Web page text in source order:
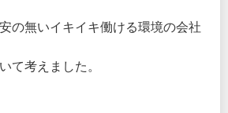
の無いイキイキ働ける環境の会社
て考えました。